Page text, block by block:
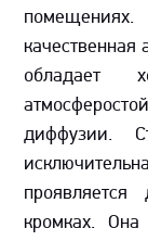
качественная
обладает
диффузии.
кромках. Она